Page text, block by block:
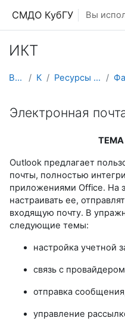
СМДО КубГУ Вы
ИКТ
В начало Курсы Ресурсы подразделений КубГУ
Электронная
ТЕМА
Outlook предлагает
почты, полностью
приложениями Office. На
настраивать ее,
входящую почту. В
следующие темы:
настройка учетной
связь с
отправка
управление